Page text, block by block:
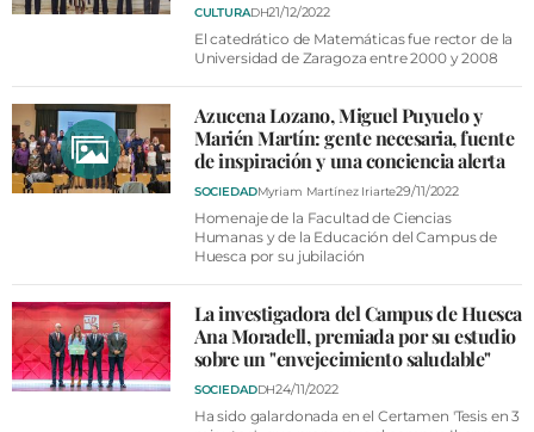
INICIAR SESIÓN
CULTURADH21/12/2022
El catedrático de Matemáticas fue rector de la
Universidad de Zaragoza entre 2000 y 2008
Azucena Lozano, Miguel Puyuelo y
Marién Martín: gente necesaria, fuente
de inspiración y una conciencia alerta
SOCIEDADMyriam Martínez Iriarte29/11/2022
Homenaje de la Facultad de Ciencias
Humanas y de la Educación del Campus de
Huesca por su jubilación
La investigadora del Campus de Huesca
Ana Moradell, premiada por su estudio
sobre un "envejecimiento saludable"
SOCIEDADDH24/11/2022
Ha sido galardonada en el Certamen 'Tesis en 3